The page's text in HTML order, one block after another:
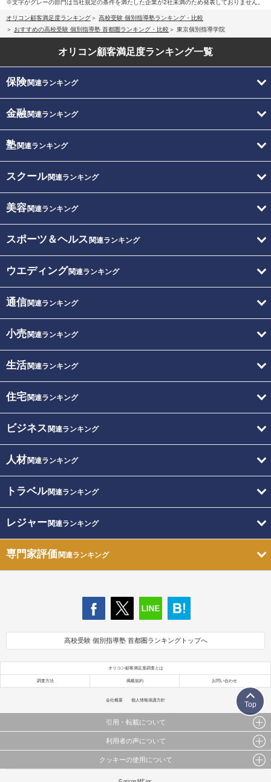
※文字がグレーの部門は当社規定の条件を満たした企業が2社未満のため発表しておりません。
オリコン顧客満足度ランキング
高校受験 個別指導塾ランキング・比較
おすすめの高校受験 個別指導塾 首都圏ランキング・比較
東京個別指導学院
オリコン顧客満足度ランキング一覧
保険関連ランキング
金融関連ランキング
塾関連ランキング
スクール関連ランキング
美容関連ランキング
スポーツ＆ヘルス 関連ランキング
ウエディング関連ランキング
通信関連ランキング
小売関連ランキング
生活関連ランキング
住宅関連ランキング
ビジネス 関連ランキング
人材関連ランキング
トラベル関連ランキング
レジャー関連ランキング
専門家評価関連ランキング
高校受験 個別指導塾 首都圏ランキングトップへ
オリコン顧客満足度調査とは
調査方法 掲載規約 お問い合わせ
会社概要 個人情報保護方針
引用・転載について
当サイトで公開されている情報（文字、写真、イラスト、画像データ等）及びこれらの配置・
これらの情報を権利者の許可なく無断転載・複製などの二次利用を行うことは固く禁じており
利用者の声について
当サイトに掲載している内容はすべてサービスの利用者が提出された見解・感想です。
クッキーの使用について
このサイトでは Cookie を使用して、ユーザーに合わせたコンテンツや広告の表示、ソーシャル
Top